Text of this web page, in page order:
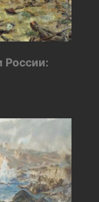
России: